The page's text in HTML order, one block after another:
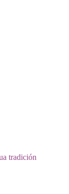
tradición